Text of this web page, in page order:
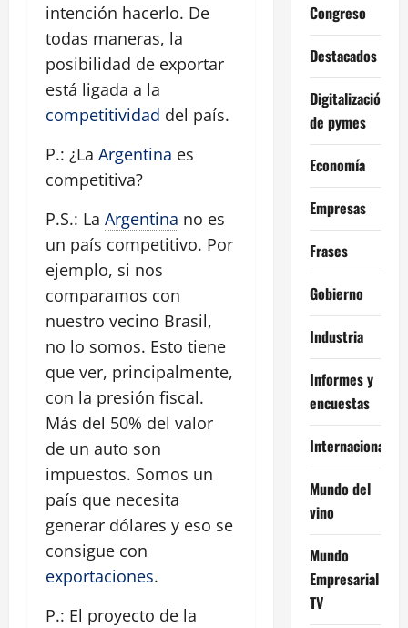
intención hacerlo. De
todas maneras, la
posibilidad de exportar
está ligada a la
competitividad del país.
P.: ¿La Argentina es
competitiva?
P.S.: La Argentina no es
un país competitivo. Por
ejemplo, si nos
comparamos con
nuestro vecino Brasil,
no lo somos. Esto tiene
que ver, principalmente,
con la presión fiscal.
Más del 50% del valor
de un auto son
impuestos. Somos un
país que necesita
generar dólares y eso se
consigue con
exportaciones.
P.: El proyecto de la
Congreso
Destacados
Digitalización
de pymes
Economía
Empresas
Frases
Gobierno
Industria
Informes y
encuestas
Internacional
Mundo del
vino
Mundo
Empresarial
TV